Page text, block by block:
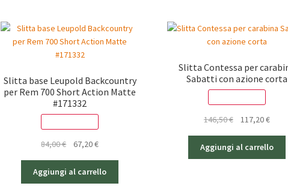
Slitta base Leupold Backcountry
per Rem 700 Short Action Matte
#171332
84,00€
originale
era:
67,20€Il
attuale
è:
Aggiungi al carrello
Slitta Contessa per
Sabatti con azione corta
146,50€
originale
era:
117,20€Il
è:
Aggiungi al carrello